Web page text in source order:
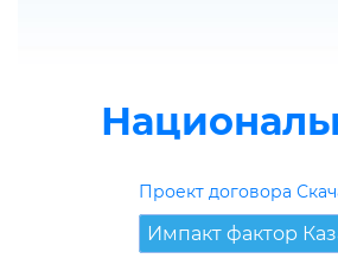
Проект договора
Импакт фактор